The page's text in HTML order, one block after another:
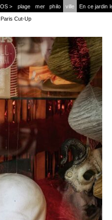
> plage mer philo ville
Paris Cut-Up
En ce jardin